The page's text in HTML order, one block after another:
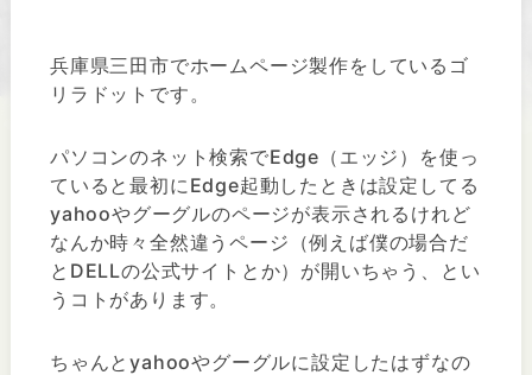
兵庫県三田市でホームページ製作をしているゴ
リラドットです。
パソコンのネット検索でEdge（エッジ）を使っ
ていると最初にEdge起動したときは設定してる
yahooやグーグルのページが表示されるけれど
なんか時々全然違うページ（例えば僕の場合だ
とDELLの公式サイトとか）が開いちゃう、とい
うコトがあります。
ちゃんとyahooやグーグルに設定したはずなの